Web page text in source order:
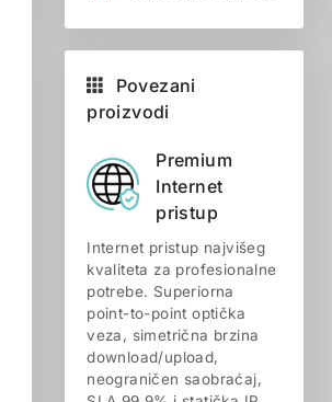
Povezani
proizvodi
Premium
Internet
pristup
Internet pristup najvišeg
kvaliteta za profesionalne
potrebe. Superiorna
point-to-point optička
veza, simetrična brzina
download/upload,
neograničen saobraćaj,